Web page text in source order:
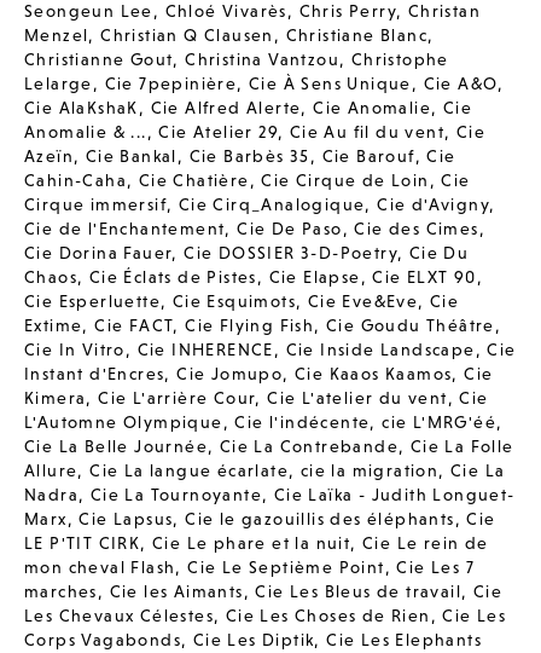
Seongeun Lee, Chloé Vivarès, Chris Perry, Christan
Menzel,Christian Q Clausen , Christiane Blanc,
Christianne Gout,Christina Vantzou, Christophe
Lelarge, Cie 7pepinière,Cie À Sens Unique, Cie A&O,
Cie AlaKshaK, Cie Alfred Alerte,Cie Anomalie, Cie
Anomalie & ...,Cie Atelier 29, Cie Au fil du vent, Cie
Azeïn, Cie Bankal, Cie Barbès 35, Cie Barouf,Cie
Cahin-Caha, Cie Chatière,Cie Cirque de Loin ,Cie
Cirque immersif, Cie Cirq_Analogique,Cie d'Avigny,
Cie de l'Enchantement,Cie De Paso,Cie des Cimes,
Cie Dorina Fauer,Cie DOSSIER 3-D-Poetry, Cie Du
Chaos, Cie Éclats de Pistes, Cie Elapse,Cie ELXT 90,
Cie Esperluette, Cie Esquimots, Cie Eve&Eve,Cie
Extime,Cie FACT,Cie Flying Fish,Cie Goudu Théâtre,
Cie In Vitro, Cie INHERENCE, Cie Inside Landscape,Cie
Instant d'Encres,Cie Jomupo,Cie Kaaos Kaamos,Cie
Kimera,Cie L'arrière Cour,Cie L'atelier du vent,Cie
L'Automne Olympique,Cie l'indécente,cie L'MRG'éé,
Cie La Belle Journée, Cie La Contrebande, Cie La Folle
Allure,Cie La langue écarlate, cie la migration,Cie La
Nadra, Cie La Tournoyante, Cie Laïka - Judith Longuet-
Marx,Cie Lapsus,Cie le gazouillis des éléphants,Cie
LE P'TIT CIRK,Cie Le phare et la nuit,Cie Le rein de
mon cheval Flash,Cie Le Septième Point,Cie Les 7
marches, Cie les Aimants,Cie Les Bleus de travail, Cie
Les Chevaux Célestes, Cie Les Choses de Rien ,Cie Les
Corps Vagabonds, Cie Les Diptik,Cie Les Elephants